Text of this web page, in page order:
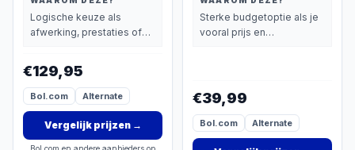
Logische keuze als
afwerking, prestaties of
€129,95
Bol.com Alternate
Vergelijk prijzen→
Sterke budgetoptie als je
vooral prijs en
€39,99
Bol.com Alternate